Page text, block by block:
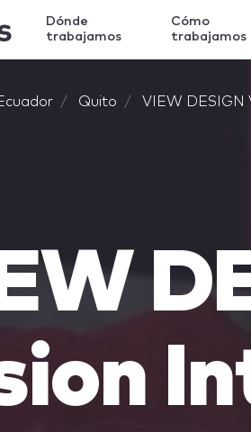
Dónde
trabajamos
Cómo
trabajamos
Quito VIEW DESIGN